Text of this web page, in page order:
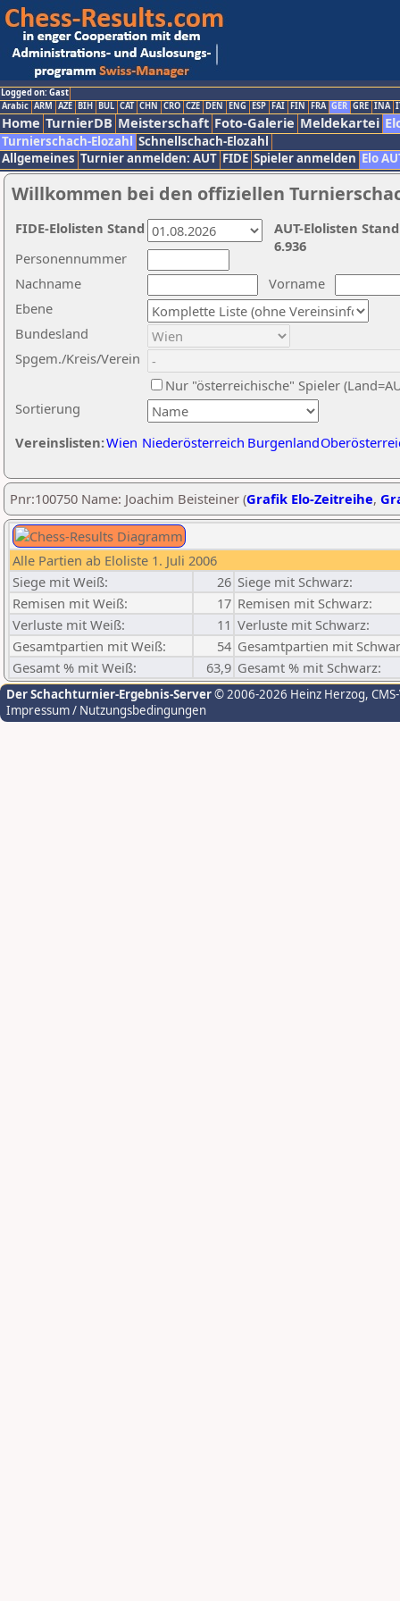
Logged on: Gast
Arabic ARM AZE BIH BUL CAT CHN CRO CZE DEN ENG ESP FAI FIN FRA GER GRE INA
Home TurnierDB Meisterschaft Foto-Galerie Meldekartei
Turnierschach-Elozahl Schnellschach-Elozahl
Allgemeines Turnier anmelden: AUT FIDE Spieler anmelden Elo
Willkommen bei den offiziellen
Nachname
Vorname
Ebene
Sortierung
Personennummer
Bundesland
Spgem./Kreis/Verein
Nur "österreichische" Spieler
Vereinslisten:Wien Niederösterreich Burgenland
AUT-Elolisten
6.936
FIDE-Elolisten Stand
Pnr:100750 Name: Joachim Beisteiner (Grafik Elo-Zeitreihe,
Alle Partien ab Eloliste 1. Juli 2006
Siege mit Weiß:
26 Siege mit Schwarz:
Remisen mit Weiß:
17 Remisen mit Schwarz:
Verluste mit Weiß:
11 Verluste mit Schwarz:
Gesamtpartien mit Weiß:
54 Gesamtpartien mit
Gesamt % mit Weiß:
63,9 Gesamt % mit Schwarz:
Der Schachturnier-Ergebnis-Server© 2006-2026 Heinz Herzog,
Impressum / Nutzungsbedingungen